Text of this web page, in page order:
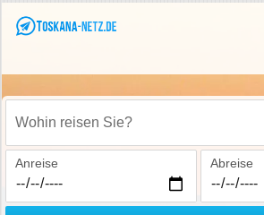
Wohin reisen Sie?
Anreise Abreise